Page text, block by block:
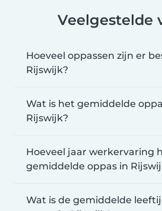
Veelgestelde
Hoeveel oppassen zijn er
Rijswijk?
Wat is het gemiddelde
Rijswijk?
Hoeveel jaar werkervaring
gemiddelde oppas in
Wat is de gemiddelde